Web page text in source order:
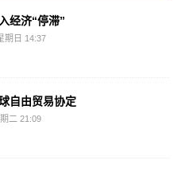
经济“停滞”
期日 14:37
自由贸易协定
二 21:09